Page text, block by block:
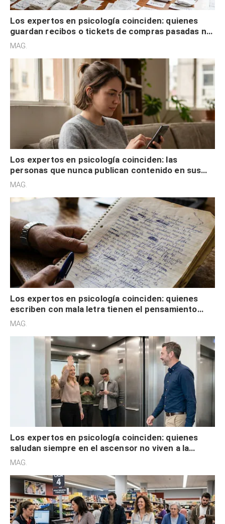
Los expertos en psicología coinciden: quienes
guardan recibos o tickets de compras pasadas no
son acumuladores, sino que tienen necesidad de
MAG.
Los expertos en psicología coinciden: las
personas que nunca publican contenido en sus
redes sociales no pretenden buscar validación
MAG.
Los expertos en psicología coinciden: quienes
escriben con mala letra tienen el pensamiento
acelerado y no lo hacen por desinterés
MAG.
Los expertos en psicología coinciden: quienes
saludan siempre en el ascensor no viven a la
defensiva y tienen apertura social
MAG.